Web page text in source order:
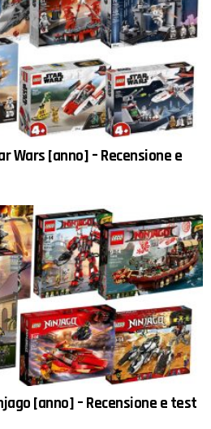
Wars [anno] – Recensione e
[anno] – Recensione e test